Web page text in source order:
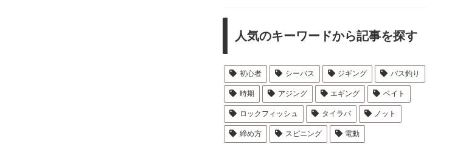
人気のキーワードから記事を探す
初心者 シーバス ジギング バス釣り
時期 アジング エギング ベイト
ロックフィッシュ タイラバ ノット
締め方 スピニング 電動